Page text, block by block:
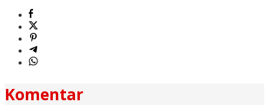
Komentar